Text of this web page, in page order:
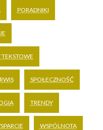
PORADNIKI
SPOŁECZNOŚĆ
TRENDY
WSPÓLNOTA